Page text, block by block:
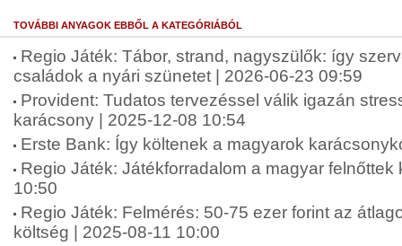
TOVÁBBI ANYAGOK EBBŐL A KATEGÓRIÁBÓL
Regio Játék: Tábor, strand, nagyszülők: így
családok a nyári szünetet | 2026-06-23 09:59
Provident: Tudatos tervezéssel válik igazán
karácsony | 2025-12-08 10:54
Erste Bank: Így költenek a magyarok
Regio Játék: Játékforradalom a magyar felnőttek
10:50
Regio Játék: Felmérés: 50-75 ezer forint az
költség | 2025-08-11 10:00